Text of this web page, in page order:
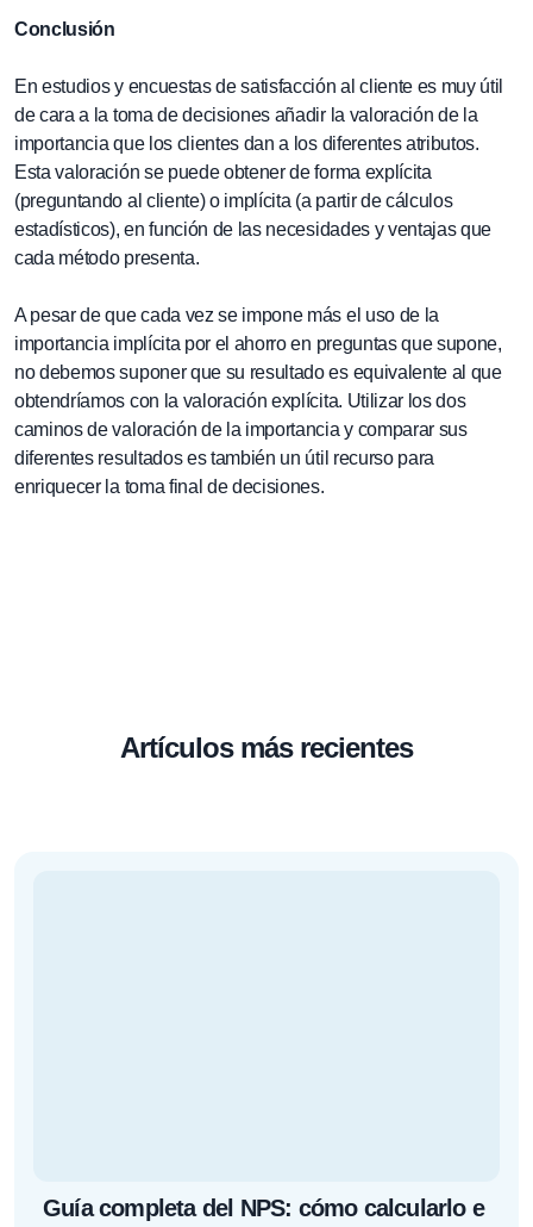
Conclusión
En estudios y encuestas de satisfacción al cliente es muy útil
de cara a la toma de decisiones añadir la valoración de la
importancia que los clientes dan a los diferentes atributos.
Esta valoración se puede obtener de forma explícita
(preguntando al cliente) o implícita (a partir de cálculos
estadísticos), en función de las necesidades y ventajas que
cada método presenta.
A pesar de que cada vez se impone más el uso de la
importancia implícita por el ahorro en preguntas que supone,
no debemos suponer que su resultado es equivalente al que
obtendríamos con la valoración explícita. Utilizar los dos
caminos de valoración de la importancia y comparar sus
diferentes resultados es también un útil recurso para
enriquecer la toma final de decisiones.
Artículos más recientes
Guía completa del NPS: cómo calcularlo e